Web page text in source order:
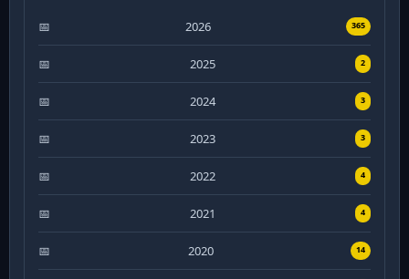
2026 365
2025 2
2024 3
2023 3
2022 4
2021 4
2020 14